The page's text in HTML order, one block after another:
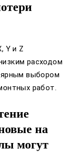
Y и Z
расходом
выбором
работ.
на
могут